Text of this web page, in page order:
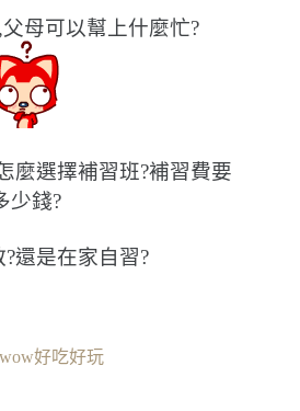
母可以幫上什麼忙?
麼選擇補習班?補習費要
少錢?
還是在家自習?
好吃好玩